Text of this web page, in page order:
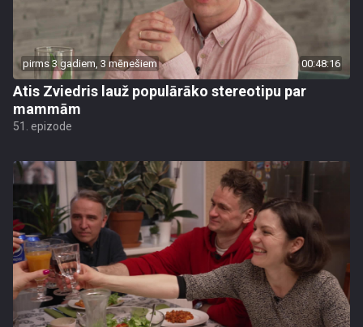
pirms 3 gadiem, 3 mēnešiem 00:48:16
Atis Zviedris lauž populārāko stereotipu par
mammām
51. epizode